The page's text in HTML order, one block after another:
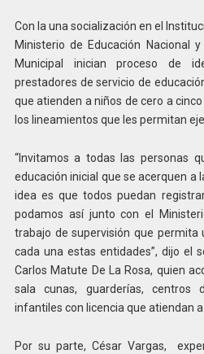
Con la una socialización en el
Ministerio de Educación Nacional
Municipal inician proceso de
prestadores de servicio de
que atienden a niños de cero a
los lineamientos que les permitan
“Invitamos a todas las personas
educación inicial que se acerquen a
idea es que todos puedan
podamos así junto con el
trabajo de supervisión que permita
cada una estas entidades”, dijo el
Carlos Matute De La Rosa, quien
sala cunas, guarderías, centros
infantiles con licencia que atiendan
Por su parte, César Vargas,